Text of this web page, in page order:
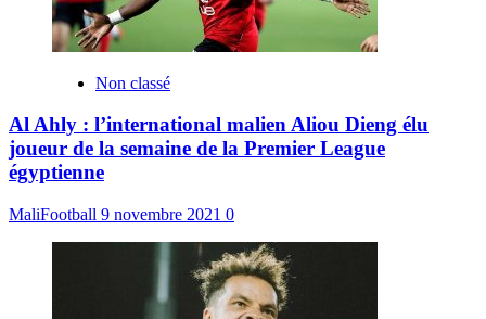
Non classé
Al Ahly : l’international malien Aliou Dieng élu
joueur de la semaine de la Premier League
égyptienne
MaliFootball 9 novembre 2021 0